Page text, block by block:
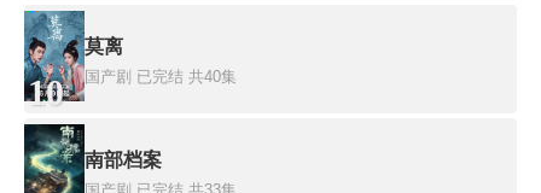
10
莫离
国产剧 已完结 共40集
南部档案